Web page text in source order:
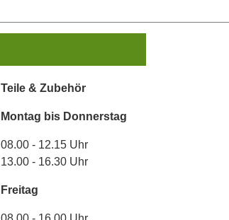
Teile & Zubehör
Montag bis Donnerstag
08.00 - 12.15 Uhr
13.00 - 16.30 Uhr
Freitag